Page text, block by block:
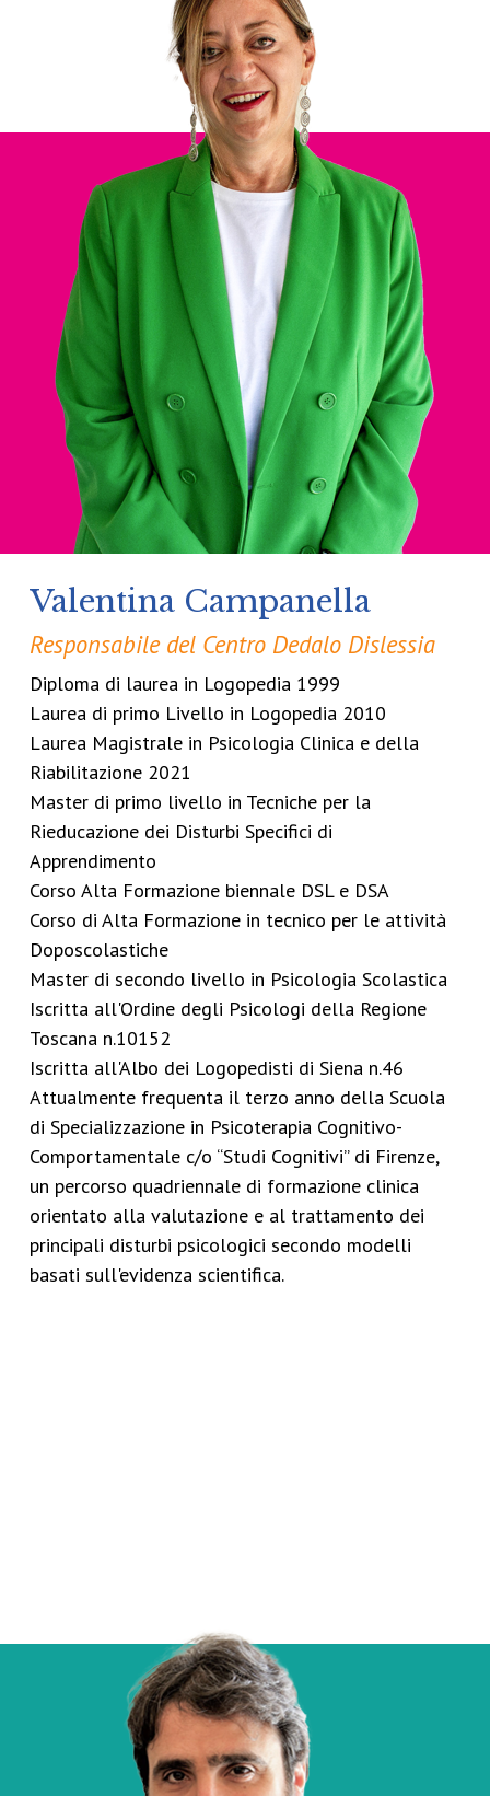
Valentina Campanella
Responsabile del Centro Dedalo Dislessia
Diploma di laurea in Logopedia 1999
Laurea di primo Livello in Logopedia 2010
Laurea Magistrale in Psicologia Clinica e della
Riabilitazione 2021
Master di primo livello in Tecniche per la
Rieducazione dei Disturbi Specifici di
Apprendimento
Corso Alta Formazione biennale DSL e DSA
Corso di Alta Formazione in tecnico per le attività
Doposcolastiche
Master di secondo livello in Psicologia Scolastica
Iscritta all'Ordine degli Psicologi della Regione
Toscana n.10152
Iscritta all'Albo dei Logopedisti di Siena n.46
Attualmente frequenta il terzo anno della Scuola
di Specializzazione in Psicoterapia Cognitivo-
Comportamentale c/o “Studi Cognitivi” di Firenze,
un percorso quadriennale di formazione clinica
orientato alla valutazione e al trattamento dei
principali disturbi psicologici secondo modelli
basati sull'evidenza scientifica.